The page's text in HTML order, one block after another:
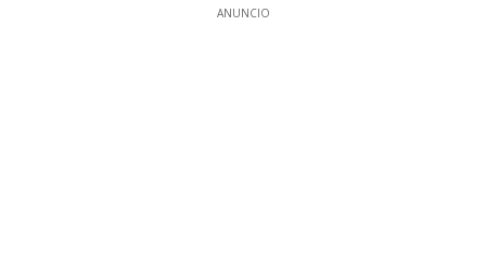
ANUNCIO